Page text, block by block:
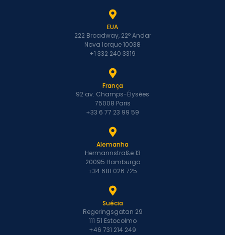
EUA
222 Broadway, 22º Andar
Nova Iorque 10038
+1 332 240 3319
França
92 av. Champs-Élysées
75008 Paris
+33 6 77 23 99 59
Alemanha
Hermannstraße 13
20095 Hamburgo
+34 681 026 725
Suécia
Regeringsgatan 29
111 51 Estocolmo
+46 731 214 249